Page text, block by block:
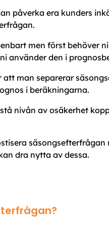
påverka era kunders
men först behöver
använder den i
att man separerar
i beräkningarna.
nivån av osäkerhet
dra nytta av dessa.